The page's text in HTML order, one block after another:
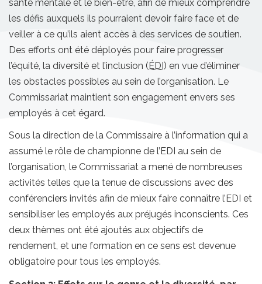
santé mentale et le bien-être, afin de mieux comprendre
les défis auxquels ils pourraient devoir faire face et de
veiller à ce qu’ils aient accès à des services de soutien.
Des efforts ont été déployés pour faire progresser
l’équité, la diversité et l’inclusion (ÉDI) en vue d’éliminer
les obstacles possibles au sein de l’organisation. Le
Commissariat maintient son engagement envers ses
employés à cet égard.
Sous la direction de la Commissaire à l’information qui a
assumé le rôle de championne de l’EDI au sein de
l’organisation, le Commissariat a mené de nombreuses
activités telles que la tenue de discussions avec des
conférenciers invités afin de mieux faire connaître l’EDI et
sensibiliser les employés aux préjugés inconscients. Ces
deux thèmes ont été ajoutés aux objectifs de
rendement, et une formation en ce sens est devenue
obligatoire pour tous les employés.